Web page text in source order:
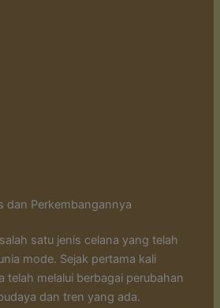
dan Perkembangannya
satu jenis celana yang telah
mode. Sejak pertama kali
telah melalui berbagai perubahan
dan tren yang ada.